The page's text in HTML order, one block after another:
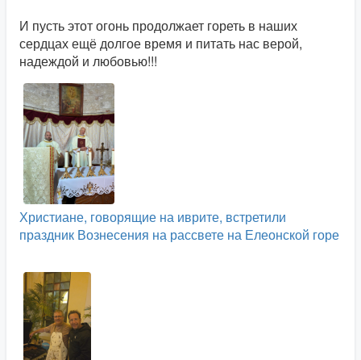
И пусть этот огонь продолжает гореть в наших
сердцах ещё долгое время и питать нас верой,
надеждой и любовью!!!
Христиане, говорящие на иврите, встретили
праздник Вознесения на рассвете на Елеонской горе